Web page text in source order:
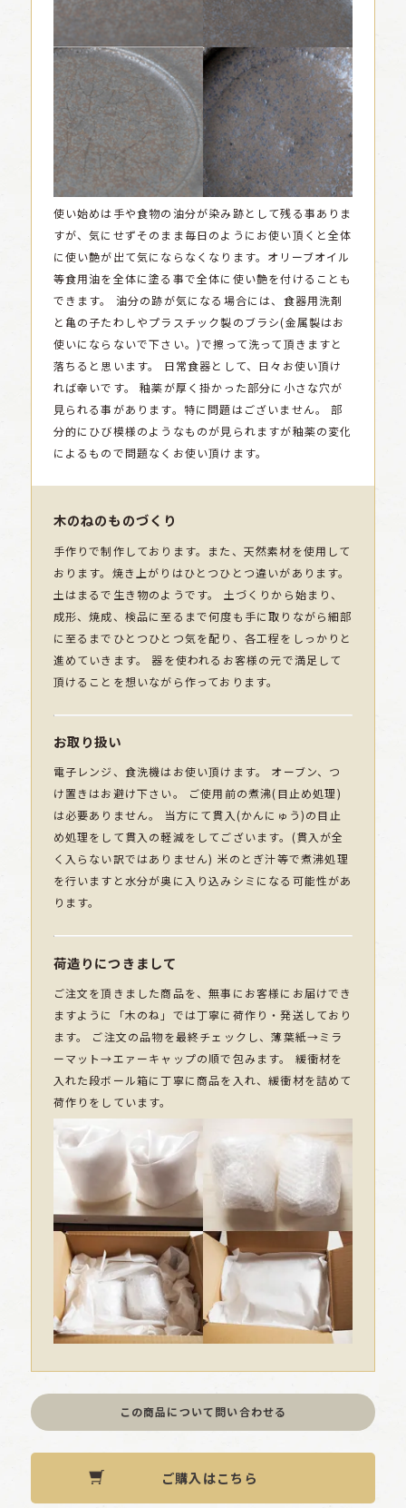
使い始めは手や食物の油分が染み跡として残る事ありま
すが、気にせずそのまま毎日のようにお使い頂くと全体
に使い艶が出て気にならなくなります。オリーブオイル
等食用油を全体に塗る事で全体に使い艶を付けることも
できます。
油分の跡が気になる場合には、食器用洗剤
と亀の子たわしやプラスチック製のブラシ(金属製はお
使いにならないで下さい。)で擦って洗って頂きますと
落ちると思います。
日常食器として、日々お使い頂け
れば幸いです。
釉薬が厚く掛かった部分に小さな穴が
見られる事があります。特に問題はございません。
部
分的にひび模様のようなものが見られますが釉薬の変化
によるもので問題なくお使い頂けます。
木のねのものづくり
手作りで制作しております。また、天然素材を使用して
おります。焼き上がりはひとつひとつ違いがあります。
土はまるで生き物のようです。 土づくりから始まり、
成形、焼成、検品に至るまで何度も手に取りながら細部
に至るまでひとつひとつ気を配り、各工程をしっかりと
進めていきます。 器を使われるお客様の元で満足して
頂けることを想いながら作っております。
お取り扱い
電子レンジ、食洗機はお使い頂けます。 オーブン、つ
け置きはお避け下さい。 ご使用前の煮沸(目止め処理)
は必要ありません。 当方にて貫入(かんにゅう)の目止
め処理をして貫入の軽減をしてございます。(貫入が全
く入らない訳ではありません) 米のとぎ汁等で煮沸処理
を行いますと水分が奥に入り込みシミになる可能性があ
ります。
荷造りにつきまして
ご注文を頂きました商品を、無事にお客様にお届けでき
ますように「木のね」では丁寧に荷作り・発送しており
ます。 ご注文の品物を最終チェックし、薄葉紙→ミラ
ーマット→エァーキャップの順で包みます。 緩衝材を
入れた段ボール箱に丁寧に商品を入れ、緩衝材を詰めて
荷作りをしています。
この商品について問い合わせる
ご購入はこちら